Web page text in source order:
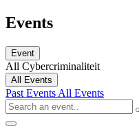
Events
Event
All Cybercriminaliteit
All Events
Past Events All Events